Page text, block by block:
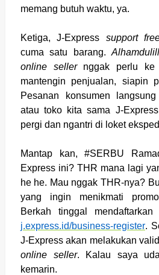
memang butuh waktu, ya.
Ketiga, J-Express support
cuma satu barang.
online sellernggak perlu ke
mantengin penjualan, siapin
Pesanan konsumen
atau toko kita sama J-
pergi dan ngantri di loket
Mantap kan, #SERBU
Express ini? THR mana lagi
he he. Mau nggak THR-nya?
yang ingin menikmati
Berkah tinggal mendaftarkan
j.express.id/business-register.
J-Express akan melakukan
online seller. Kalau saya
kemarin.